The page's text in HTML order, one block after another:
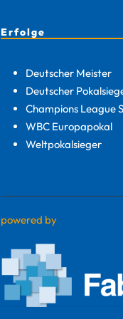
Erfolge
Deutscher Meister
Deutscher
Champions League
WBC Europapokal
Weltpokalsieger
powered by